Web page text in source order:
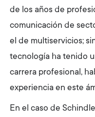
de los años de
comunicación de
el de multiservicios;
tecnología ha tenido
carrera profesional,
experiencia en este
En el caso de